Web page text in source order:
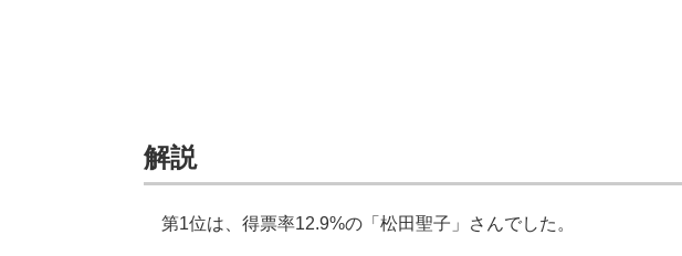
解説
第1位は、得票率12.9%の「松田聖子」さんでした。